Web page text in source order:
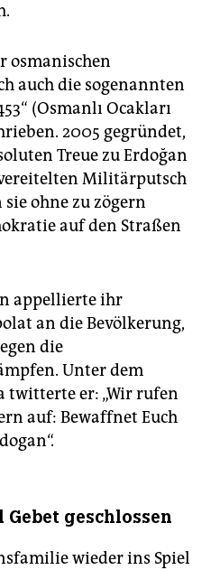
osmanischen
auch die sogenannten
(Osmanlı Ocakları
2005 gegründet,
Treue zu Erdoğan
Militärputsch
ohne zu zögern
auf den Straßen
appellierte ihr
an die Bevölkerung,
die
Unter dem
twitterte er: „Wir rufen
auf: Bewaffnet Euch
geschlossen
wieder ins Spiel